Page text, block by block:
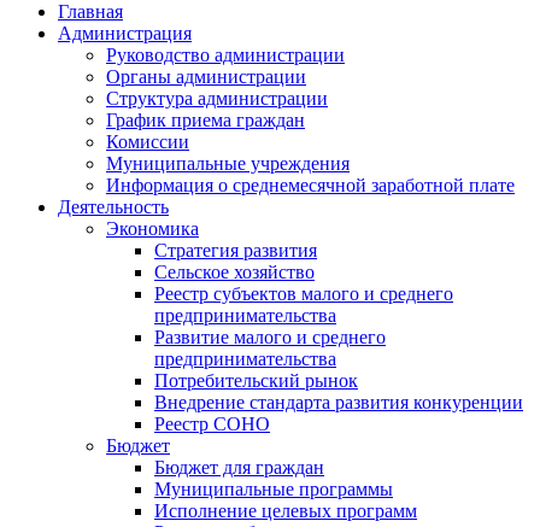
Главная
Администрация
Руководство администрации
Органы администрации
Структура администрации
График приема граждан
Комиссии
Муниципальные учреждения
Информация о среднемесячной заработной плате
Деятельность
Экономика
Стратегия развития
Сельское хозяйство
Реестр субъектов малого и среднего
предпринимательства
Развитие малого и среднего
предпринимательства
Потребительский рынок
Внедрение стандарта развития конкуренции
Реестр СОНО
Бюджет
Бюджет для граждан
Муниципальные программы
Исполнение целевых программ